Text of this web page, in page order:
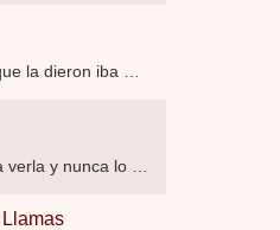
la dieron iba …
verla y nunca lo …